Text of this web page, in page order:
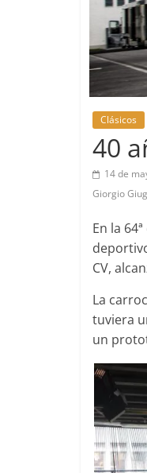
Clásicos
40
14 de
Giorgio
En la
CV,
La
tuviera
un